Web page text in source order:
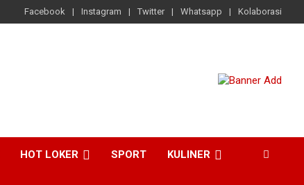
Facebook Instagram Twitter Whatsapp Kolaborasi
HOT LOKER SPORT KULINER